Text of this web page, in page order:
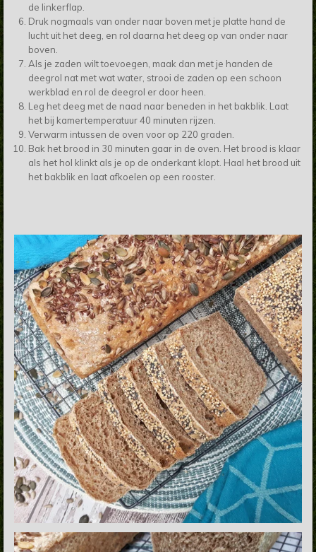
de linkerflap.
Druk nogmaals van onder naar boven met je platte hand de
lucht uit het deeg, en rol daarna het deeg op van onder naar
boven.
Als je zaden wilt toevoegen, maak dan met je handen de
deegrol nat met wat water, strooi de zaden op een schoon
werkblad en rol de deegrol er door heen.
Leg het deeg met de naad naar beneden in het bakblik. Laat
het bij kamertemperatuur 40 minuten rijzen.
Verwarm intussen de oven voor op 220 graden.
Bak het brood in 30 minuten gaar in de oven. Het brood is klaar
als het hol klinkt als je op de onderkant klopt. Haal het brood uit
het bakblik en laat afkoelen op een rooster.